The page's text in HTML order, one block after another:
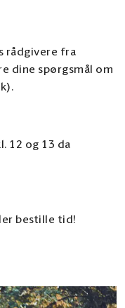
rådgivere fra
dine spørgsmål om
12 og 13 da
bestille tid!